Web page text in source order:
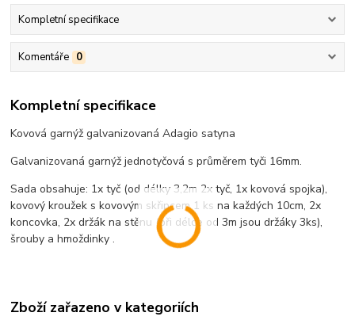
Kompletní specifikace
Komentáře 0
Kompletní specifikace
Kovová garnýž galvanizovaná Adagio satyna
Galvanizovaná garnýž jednotyčová s průměrem tyči 16mm.
Sada obsahuje: 1x tyč (od délky 3,2m 2x tyč, 1x kovová spojka),
kovový kroužek s kovovým skřipcem 1 ks na každých 10cm, 2x
koncovka, 2x držák na stěnu (při délce od 3m jsou držáky 3ks),
šrouby a hmoždinky .
Zboží zařazeno v kategoriích